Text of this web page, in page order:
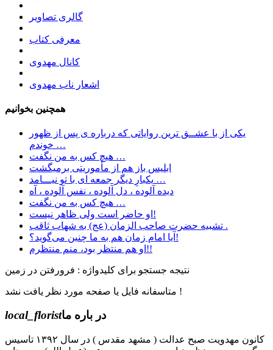
گالری تصاویر
معرفی کتاب
کانال مهدوی
اشعار ناب مهدوی
همچنین بخوانیم
یکی از با عشــق ترین روایاتی که درباره ی پس از ظهور
خوندم …
هیچ کس به من نگفت …
ابليس باز هم از مأموريتی برمیگشت
یکبارِ دیگر جمعه ای با تو نیـــامد …
دیده آلوده ، دل آلوده ، نفس آلوده ، آه
هیچ کس به من نگفت …
او حاضر است ولی ظاهر نیست!
تشبیه حضرت صاحب الزمان (عج) به شهاب ثاقب .
آیا امام زمان هم به ما چنین می‌گوید؟!
او هم منتظر بود، منم منتظرم!!
نتیجه جستجو برای کلیدواژه : فرورفتن در زمین
متاسفانه فایل یا صفحه مورد نظر یافت نشد !
local_floristدر باره ما
کانون مهدویت صبح عدالت ( مشهد مقدس ) در سال ۱۳۹۲ تاسیس